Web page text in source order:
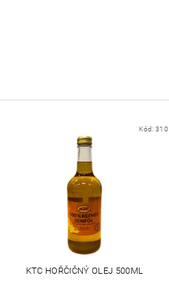
Kód:310
KTC HOŘČIČNÝ OLEJ 500ML